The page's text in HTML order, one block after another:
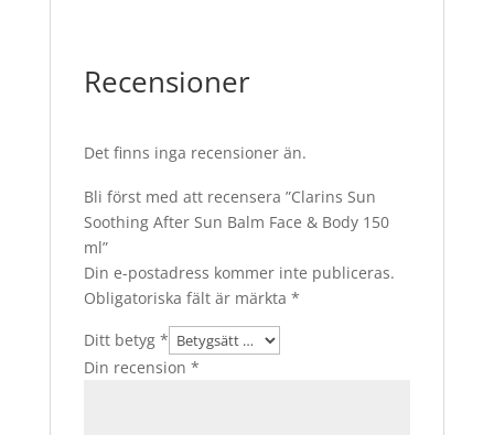
Recensioner
Det finns inga recensioner än.
Bli först med att recensera ”Clarins Sun
Soothing After Sun Balm Face & Body 150
ml”
Din e-postadress kommer inte publiceras.
Obligatoriska fält är märkta *
Ditt betyg *
Din recension *